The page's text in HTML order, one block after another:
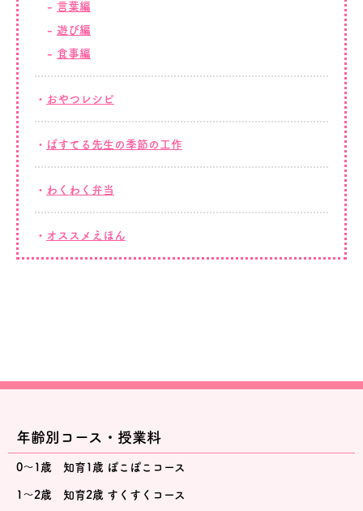
言葉編
遊び編
食事編
おやつレシピ
ぱすてる先生の季節の工作
わくわく弁当
オススメえほん
年齢別コース・授業料
0～1歳 知育1歳 ぽこぽこコース
1～2歳 知育2歳 すくすくコース